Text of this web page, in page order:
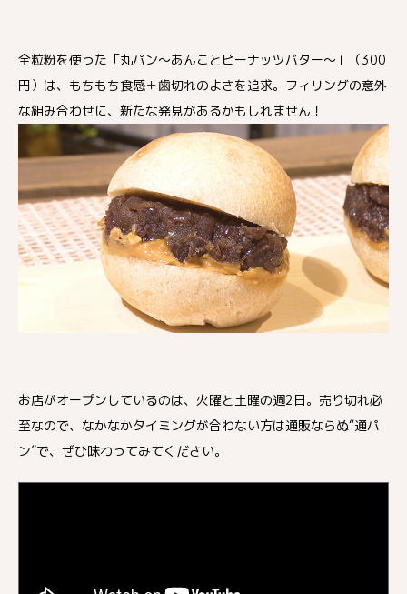
全粒粉を使った「丸パン～あんことピーナッツバター～」（300
円）は、もちもち食感＋歯切れのよさを追求。フィリングの意外
な組み合わせに、新たな発見があるかもしれません！
お店がオープンしているのは、火曜と土曜の週2日。売り切れ必
至なので、なかなかタイミングが合わない方は通販ならぬ“通パ
ン”で、ぜひ味わってみてください。